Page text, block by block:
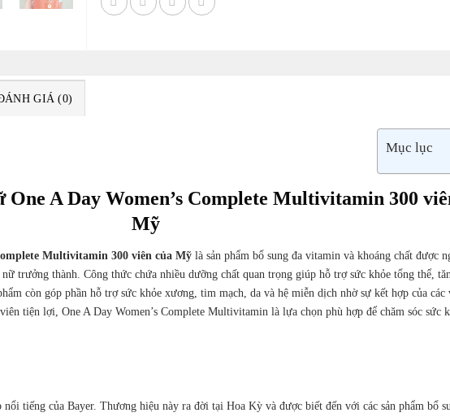
GIÁ (0)
Mục lục
A Day Women’s Complete Multivitamin 300
Mỹ
Multivitamin 300 viên của Mỹ là sản phẩm bổ sung đa vitamin và khoáng chất được
trưởng thành. Công thức chứa nhiều dưỡng chất quan trọng giúp hỗ trợ sức khỏe tổng thể,
còn góp phần hỗ trợ sức khỏe xương, tim mạch, da và hệ miễn dịch nhờ sự kết hợp của
tiện lợi, One A Day Women’s Complete Multivitamin là lựa chọn phù hợp để chăm sóc sức
nổi tiếng của Bayer. Thương hiệu này ra đời tại Hoa Kỳ và được biết đến với các sản phẩm bổ